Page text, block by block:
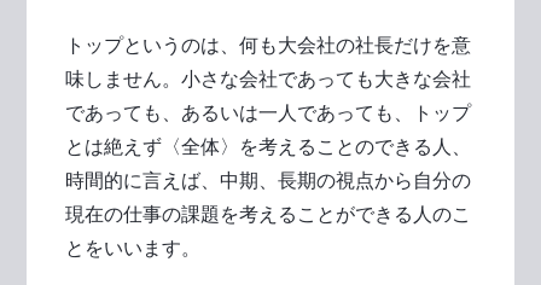
トップというのは、何も大会社の社長だけを意
味しません。小さな会社であっても大きな会社
であっても、あるいは一人であっても、トップ
とは絶えず〈全体〉を考えることのできる人、
時間的に言えば、中期、長期の視点から自分の
現在の仕事の課題を考えることができる人のこ
とをいいます。